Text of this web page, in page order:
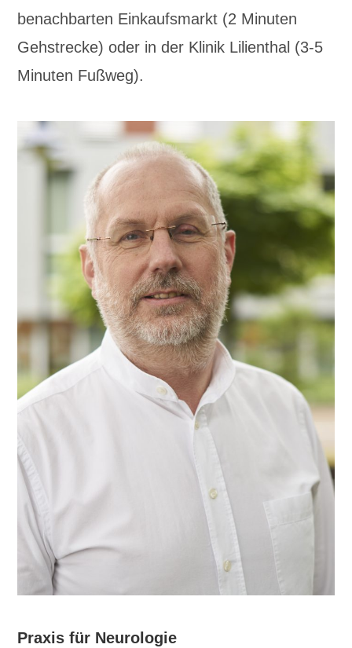
benachbarten Einkaufsmarkt (2 Minuten
Gehstrecke) oder in der Klinik Lilienthal (3-5
Minuten Fußweg).
Praxis für Neurologie